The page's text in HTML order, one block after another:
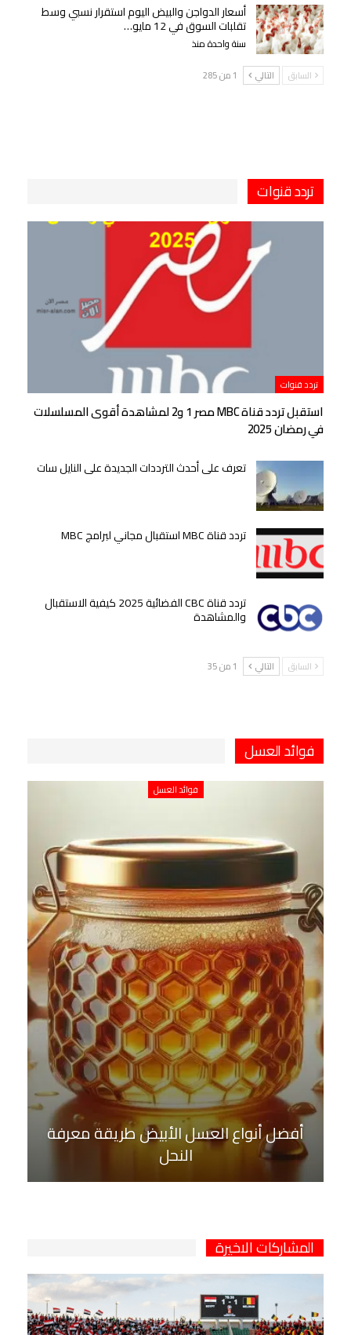
أسعار الدواجن والبيض اليوم استقرار نسبي وسط
تقلبات السوق في 12 مايو…
سنة واحدة منذ
السابق التالي 1 من 285
تردد قنوات
تردد قنوات
استقبل تردد قناة MBC مصر 1 و2 لمشاهدة أقوى المسلسلات
في رمضان 2025
تعرف على أحدث الترددات الجديدة على النايل سات
تردد قناة MBC استقبال مجاني لبرامج MBC
تردد قناة CBC الفضائية 2025 كيفية الاستقبال
والمشاهدة
السابق التالي 1 من 35
فوائد العسل
فوائد العسل
أفضل أنواع العسل الأبيض طريقة معرفة
النحل
المشاركات الاخيرة